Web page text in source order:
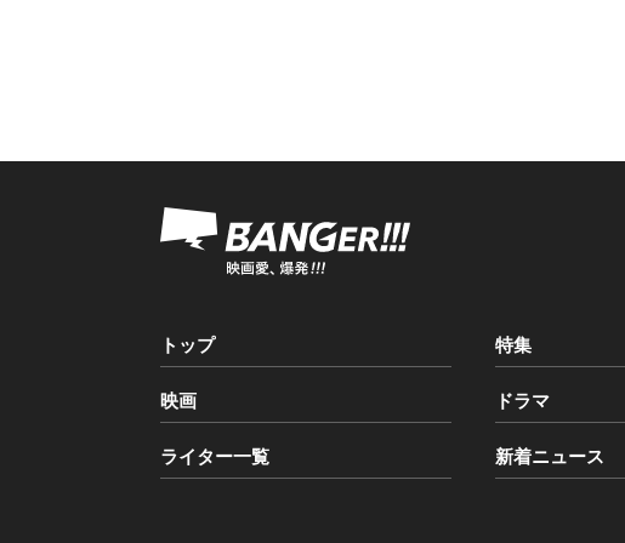
トップ 特集
映画 ドラマ
ライター一覧 新着ニュース